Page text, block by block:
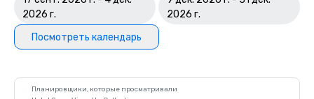
2026 г.
2026 г.
Посмотреть календарь
Планировщики, которые просматривали